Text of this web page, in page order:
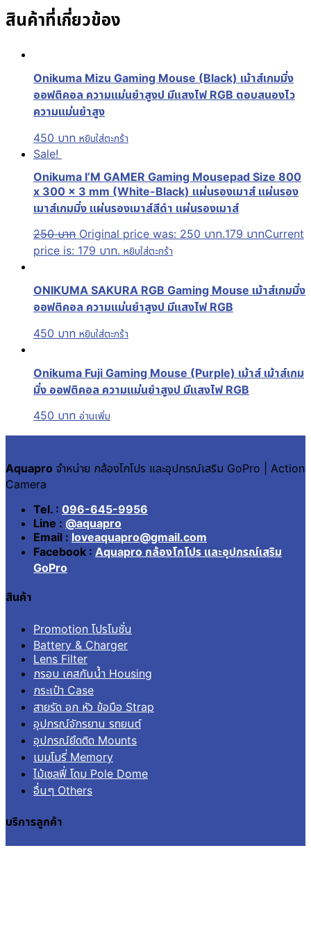
สินค้าที่เกี่ยวข้อง
Onikuma Mizu Gaming Mouse (Black) เม้าส์เกมมิ่ง
ออฟติคอล ความแม่นยำสูงป มีแสงไฟ RGB ตอบสนองไว
ความแม่นยำสูง
450 บาท หยิบใส่ตะกร้า
Sale!
Onikuma I’M GAMER Gaming Mousepad Size 800
x 300 x 3 mm (White-Black) แผ่นรองเมาส์ แผ่นรอง
เมาส์เกมมิ่ง แผ่นรองเมาส์สีดำ แผ่นรองเมาส์
250บาท Original price was: 250 บาท.179 บาทCurrent
price is: 179 บาท. หยิบใส่ตะกร้า
ONIKUMA SAKURA RGB Gaming Mouse เม้าส์เกมมิ่ง
ออฟติคอล ความแม่นยำสูงป มีแสงไฟ RGB
450 บาท หยิบใส่ตะกร้า
Onikuma Fuji Gaming Mouse (Purple) เม้าส์ เม้าส์เกม
มิ่ง ออฟติคอล ความแม่นยำสูงป มีแสงไฟ RGB
450 บาท อ่านเพิ่ม
Aquapro จำหน่าย กล้องโกโปร และอุปกรณ์เสริม GoPro | Action
Camera
Tel. : 096-645-9956
Line : @aquapro
Email : loveaquapro@gmail.com
Facebook : Aquapro กล้องโกโปร และอุปกรณ์เสริม
GoPro
สินค้า
Promotion โปรโมชั่น
Battery & Charger
Lens Filter
กรอบ เคสกันน้ำ Housing
กระเป๋า Case
สายรัด อก หัว ข้อมือ Strap
อุปกรณ์จักรยาน รถยนต์
อุปกรณ์ยึดติด Mounts
เมมโมรี่ Memory
ไม้เซลฟี่ โดม Pole Dome
อื่นๆ Others
บริการลูกค้า